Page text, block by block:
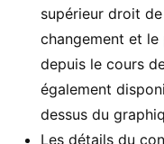
supérieur droit
changement et
depuis le cours
également
dessus du
Les détails du